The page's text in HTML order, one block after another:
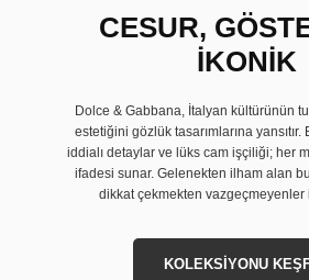
CESUR,
İKONİK
Dolce & Gabbana, İtalyan kültürünün
estetiğini gözlük tasarımlarına
iddialı detaylar ve lüks cam işçiliği; her
ifadesi sunar. Gelenekten ilham alan
dikkat çekmekten vazgeçmeyenler
KOLEKSİYONU